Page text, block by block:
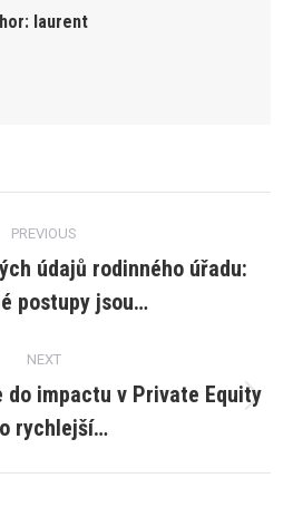
laurent
PREVIOUS
Previous
post:
údajů rodinného úřadu:
postupy jsou…
NEXT
Next
post:
impactu v Private Equity
rychlejší…